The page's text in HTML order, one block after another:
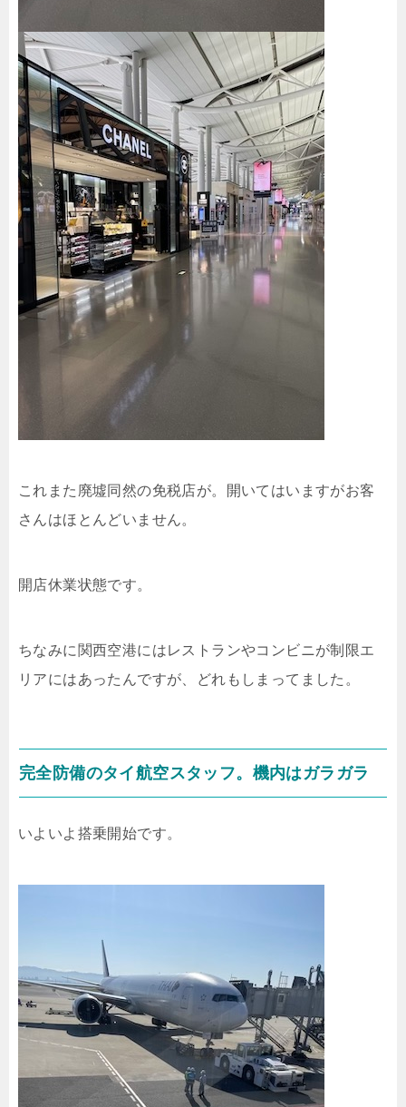
これまた廃墟同然の免税店が。開いてはいますがお客
さんはほとんどいません。
開店休業状態です。
ちなみに関西空港にはレストランやコンビニが制限エ
リアにはあったんですが、どれもしまってました。
完全防備のタイ航空スタッフ。機内はガラガラ
いよいよ搭乗開始です。